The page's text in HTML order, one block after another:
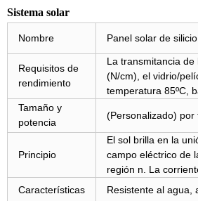
Sistema solar
Nombre Panel solar de
Requisitos de
rendimiento
La transmitancia
(N/cm), el vidrio/
temperatura 85ºC,
Tamaño y
potencia
(Personalizado)
Principio
El sol brilla en la
campo eléctrico de
región n. La
Características
Resistente al agua,